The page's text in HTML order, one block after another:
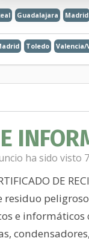
Guadalajara Madrid
Toledo Valencia/
ha sido visto
DE
residuo
e informáticos